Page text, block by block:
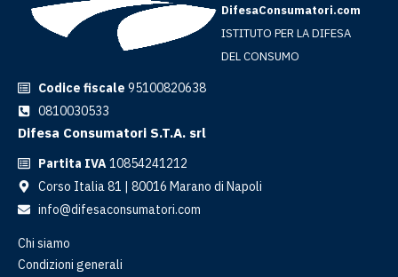
DifesaConsumatori.com
ISTITUTO PER LA DIFESA
DEL CONSUMO
Codice fiscale 95100820638
0810030533
Difesa Consumatori S.T.A. srl
Partita IVA10854241212
Corso Italia 81 | 80016 Marano di Napoli
info@difesaconsumatori.com
Chi siamo
Condizioni generali